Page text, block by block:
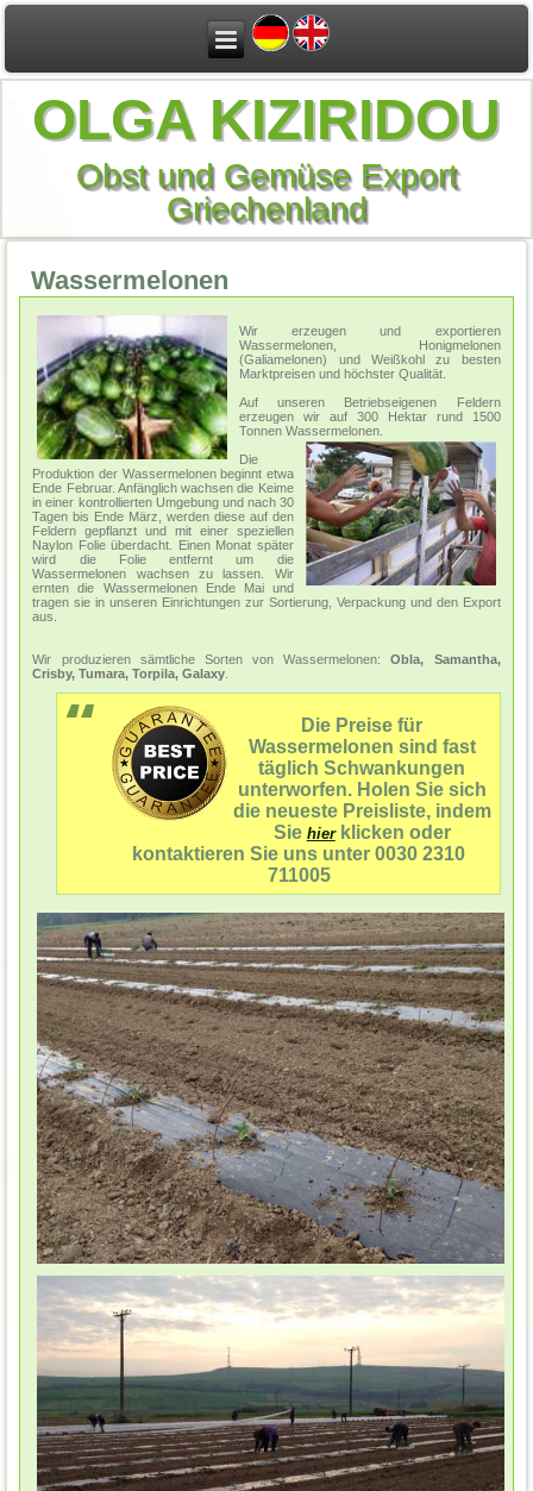
OLGA KIZIRIDOU
Obst und Gemüse Export
Griechenland
Wassermelonen
Wir erzeugen und exportieren
Wassermelonen, Honigmelonen
(Galiamelonen) und Weißkohl zu besten
Marktpreisen und höchster Qualität.
Auf unseren Betriebseigenen Feldern
erzeugen wir auf 300 Hektar rund 1500
Tonnen Wassermelonen.
Die
Produktion der Wassermelonen beginnt etwa
Ende Februar. Anfänglich wachsen die Keime
in einer kontrollierten Umgebung und nach 30
Tagen bis Ende März, werden diese auf den
Feldern gepflanzt und mit einer speziellen
Naylon Folie überdacht. Einen Monat später
wird die Folie entfernt um die
Wassermelonen wachsen zu lassen. Wir
ernten die Wassermelonen Ende Mai und
tragen sie in unseren Einrichtungen zur Sortierung, Verpackung und den Export
aus.
Wir produzieren sämtliche Sorten von Wassermelonen:Obla, Samantha,
Crisby, Tumara, Torpila, Galaxy
Die Preise für
Wassermelonen sind fast
täglich Schwankungen
unterworfen. Holen Sie sich
die neueste Preisliste, indem
Sie hierklicken oder
kontaktieren Sie uns unter 0030 2310
711005